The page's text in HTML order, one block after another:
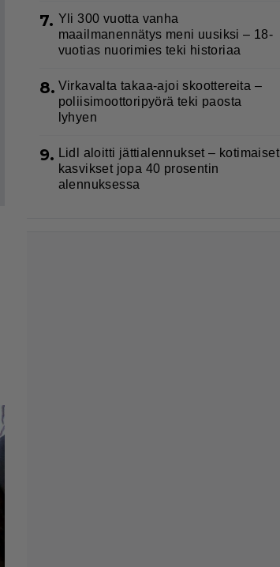
7. Yli 300 vuotta vanha
maailmanennätys meni uusiksi – 18-
vuotias nuorimies teki historiaa
8. Virkavalta takaa-ajoi skoottereita –
poliisimoottoripyörä teki paosta
lyhyen
9. Lidl aloitti jättialennukset – kotimaiset
kasvikset jopa 40 prosentin
alennuksessa